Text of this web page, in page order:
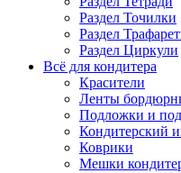
Раздел Точилки
Раздел
Раздел Циркули
Всё для кондитера
Красители
Ленты
Подложки и
Кондитерский
Коврики
Мешки